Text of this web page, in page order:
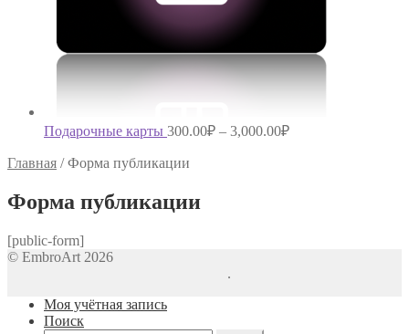
Подарочные карты 300.00₽ – 3,000.00₽
Главная /Форма публикации
Форма публикации
[public-form]
© EmbroArt 2026
.
Моя учётная запись
Поиск